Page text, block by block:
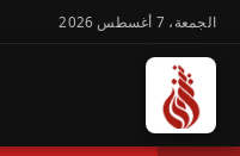
الجمعة، 7 أغسطس 2026